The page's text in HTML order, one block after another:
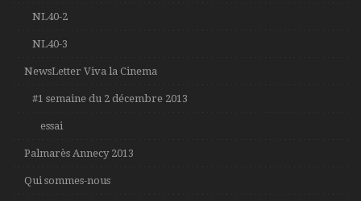
NL40-2
NL40-3
NewsLetter Viva la Cinema
#1 semaine du 2 décembre 2013
essai
Palmarès Annecy 2013
Qui sommes-nous